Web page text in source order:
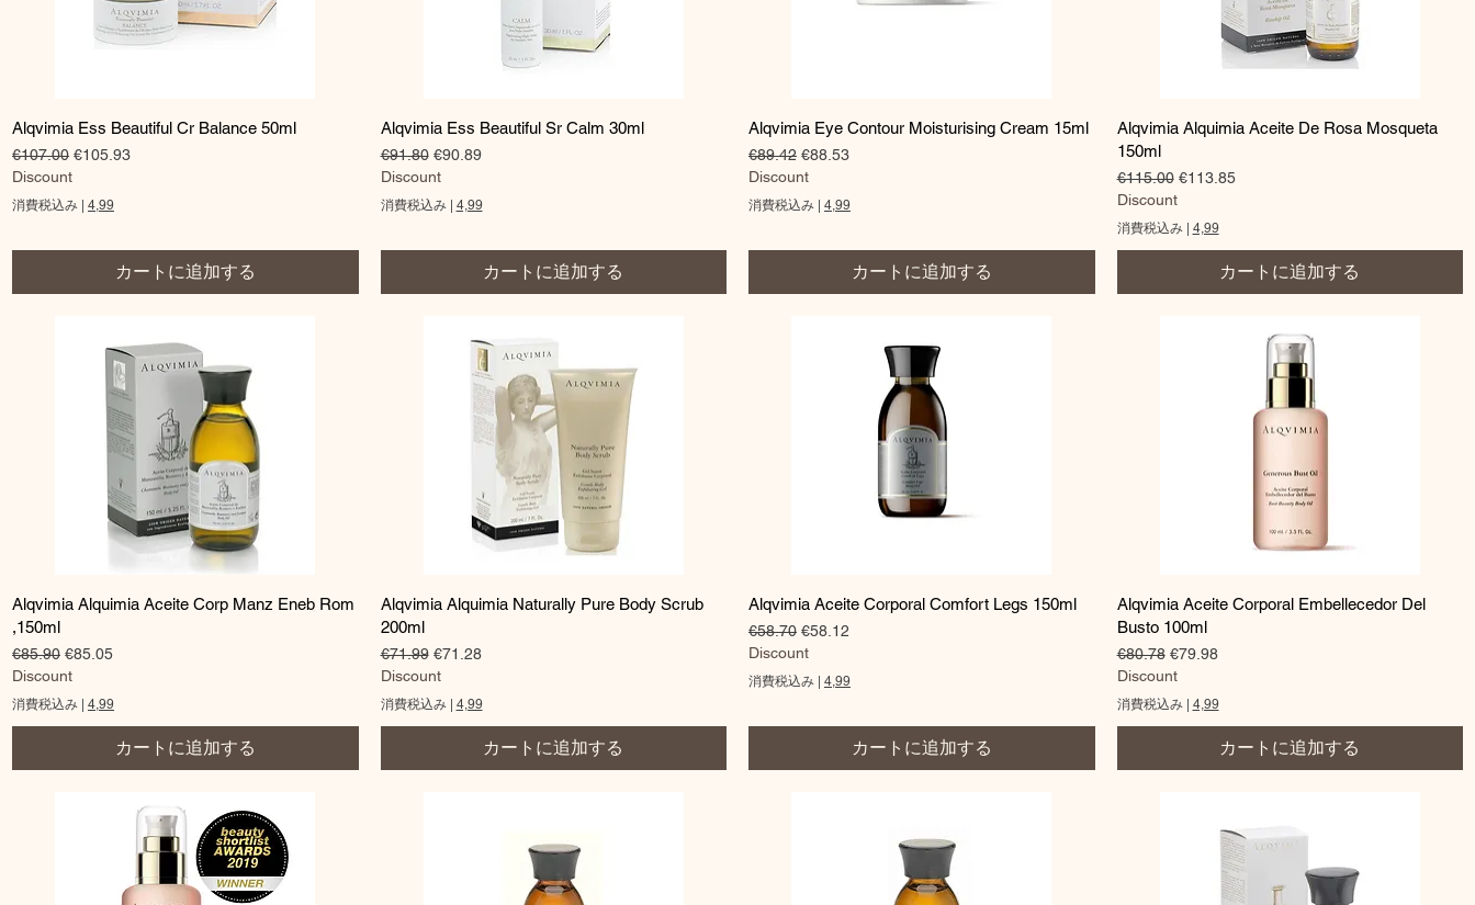
クイックビュー
Alqvimia Ess Beautiful Cr Balance 50ml
通常価格
€107.00 セール価格
€105.93
Discount
消費税込み | 4,99
カートに追加する
クイックビュー
Alqvimia Ess Beautiful Sr Calm 30ml
通常価格
€91.80 セール価格
€90.89
Discount
消費税込み| 4,99
カートに追加する
クイックビュー
Alqvimia Eye Contour Moisturising Cream 15ml
通常価格
€89.42 セール価格
€88.53
Discount
消費税込み | 4,99
カートに追加する
クイックビュー
Alqvimia Alquimia Aceite De Rosa Mosqueta
150ml
通常価格
€115.00 セール価格
€113.85
Discount
消費税込み| 4,99
カートに追加する
クイックビュー
Alqvimia Alquimia Aceite Corp Manz Eneb Rom
,150ml
通常価格
€85.90 セール価格
€85.05
Discount
消費税込み 4,99
カートに追加する
クイックビュー
Alqvimia Alquimia Naturally Pure Body Scrub
200ml
通常価格
€71.99 セール価格
€71.28
Discount
消費税込み| 4,99
カートに追加する
クイックビュー
Alqvimia Aceite Corporal Comfort Legs 150ml
通常価格
€58.70 セール価格
€58.12
Discount
消費税込み 4,99
カートに追加する
クイックビュー
Alqvimia Aceite Corporal Embellecedor Del
Busto 100ml
通常価格
€80.78 セール価格
€79.98
Discount
消費税込み| 4,99
カートに追加する